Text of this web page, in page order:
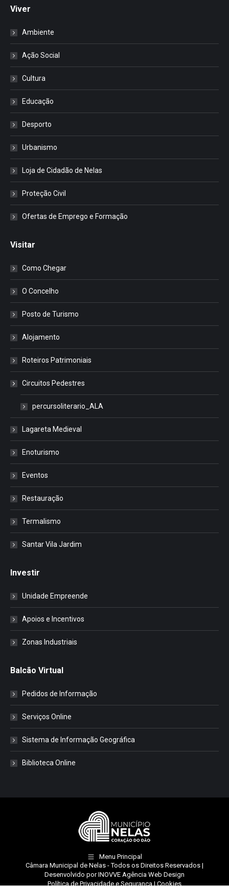
Viver
Ambiente
Ação Social
Cultura
Educação
Desporto
Urbanismo
Loja de Cidadão de Nelas
Proteção Civil
Ofertas de Emprego e Formação
Visitar
Como Chegar
O Concelho
Posto de Turismo
Alojamento
Roteiros Patrimoniais
Circuitos Pedestres
percursoliterario_ALA
Lagareta Medieval
Enoturismo
Eventos
Restauração
Termalismo
Santar Vila Jardim
Investir
Unidade Empreende
Apoios e Incentivos
Zonas Industriais
Balcão Virtual
Pedidos de Informação
Serviços Online
Sistema de Informação Geográfica
Biblioteca Online
Menu Principal
Câmara Municipal de Nelas - Todos os Direitos Reservados |
Desenvolvido porINOVVE Agência Web Design
Política de Privacidade e Segurança|Cookies